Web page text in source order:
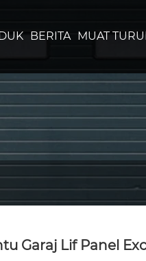
BERITA MUAT
Garaj Lif Panel